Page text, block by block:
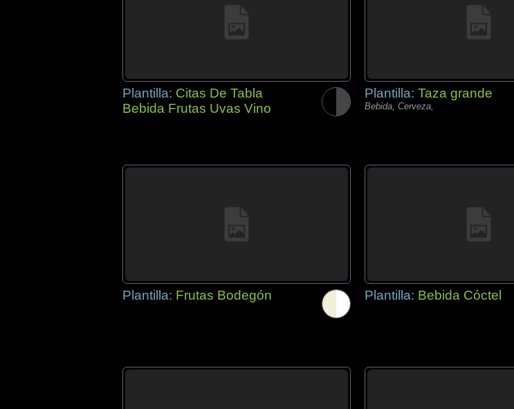
Plantilla: Citas De Tabla
Bebida Frutas Uvas Vino
Plantilla: Taza grande
Bebida, Cerveza,
Plantilla: Frutas Bodegón Plantilla: Bebida Cóctel